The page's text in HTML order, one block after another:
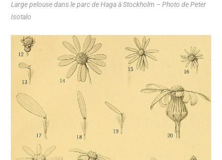
Large pelouse dans le parc de Haga à Stockholm – Photo de Peter
Isotalo